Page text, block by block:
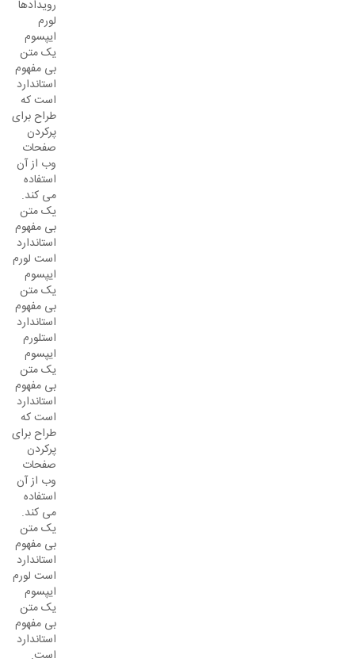
رویدادها
لورم
ایپسوم
یک متن
بی مفهوم
استاندارد
است که
طراح برای
پرکردن
صفحات
وب از آن
استفاده
می کند.
یک متن
بی مفهوم
استاندارد
است لورم
ایپسوم
یک متن
بی مفهوم
استاندارد
استلورم
ایپسوم
یک متن
بی مفهوم
استاندارد
است که
طراح برای
پرکردن
صفحات
وب از آن
استفاده
می کند.
یک متن
بی مفهوم
استاندارد
است لورم
ایپسوم
یک متن
بی مفهوم
استاندارد
است.